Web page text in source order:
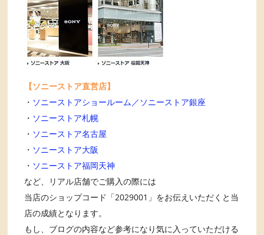
【ソニーストア直営店】
・ ソニーストアショールーム／ソニーストア銀座
・ ソニーストア札幌
・ ソニーストア名古屋
・ ソニーストア大阪
・ ソニーストア福岡天神
など、リアル店舗でご購入の際には
当店のショップコード「2029001」をお伝えいただくと当
店の成績となります。
もし、ブログの内容など参考になり気に入っていただける